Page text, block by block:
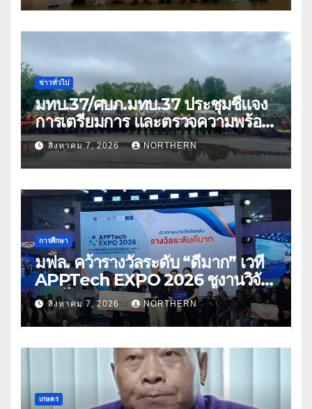
ข่าวทั่วไป
มทบ.37/ศบภ.มทบ.37 ประชุมชี้แจง
การเตรียมการ และตรวจความพร้อม
ด้านการบรรเทาสาธารณภัย
สิงหาคม 7, 2026 NORTHERN
การศึกษา
มฟล. คว้ารางวัลระดับ “ดีมาก” เวที
APPTech EXPO 2026 ชูงานวิจัย
สมุนไพร ขับเคลื่อนนวัตกรรมสู่เชิง
พาณิชย์
สิงหาคม 7, 2026 NORTHERN
เกษตร